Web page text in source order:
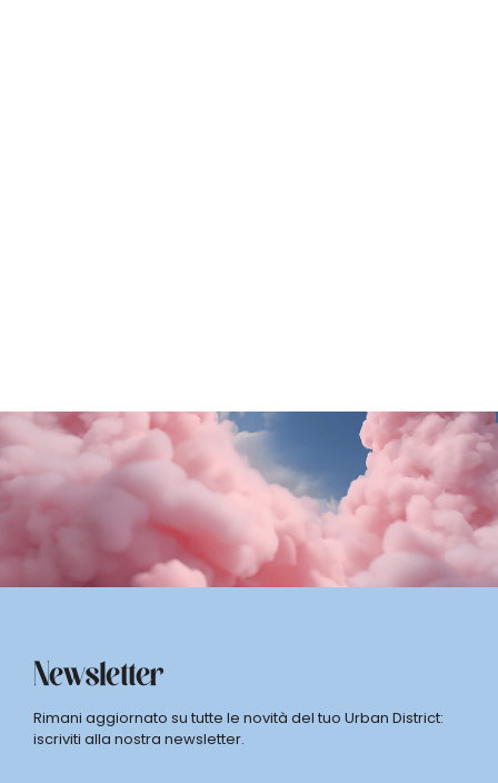
Newsletter
Rimani aggiornato su tutte le novità del tuo Urban District:
iscriviti alla nostra newsletter.